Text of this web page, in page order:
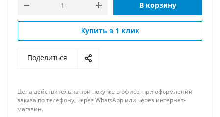
В корзину
Купить в 1 клик
Поделиться
Цена действительна при покупке в офисе, при оформлении
заказа по телефону, через WhatsApp или через интернет-
магазин.